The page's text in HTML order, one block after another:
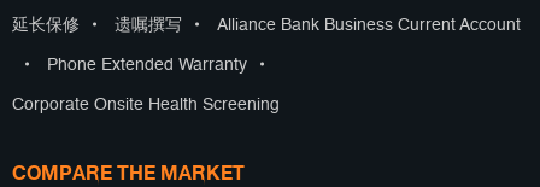
延长保修 • 遗嘱撰写 • Alliance Bank Business Current Account
• Phone Extended Warranty •
Corporate Onsite Health Screening
COMPARE THE MARKET